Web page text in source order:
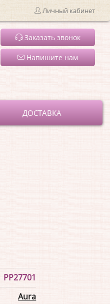
Личный кабинет
Заказать звонок
Напишите нам
ДОСТАВКА
PP27701
Aura